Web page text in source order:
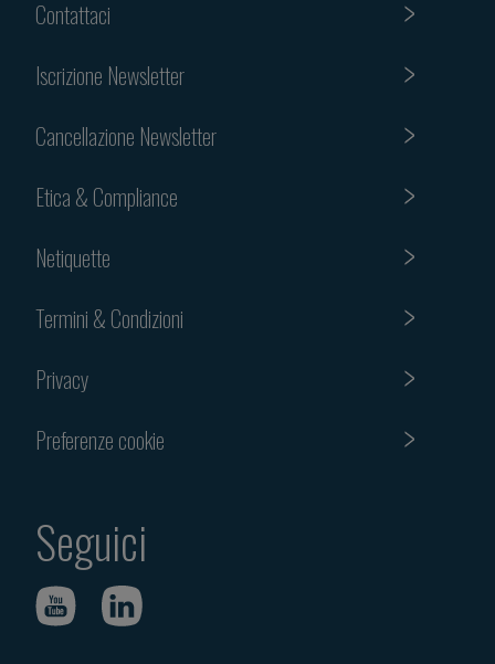
Contattaci
Iscrizione Newsletter
Cancellazione Newsletter
Etica & Compliance
Netiquette
Termini & Condizioni
Privacy
Preferenze cookie
Seguici